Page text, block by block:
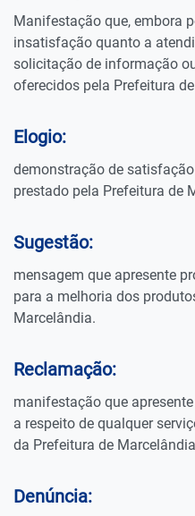
Manifestação que, embora
insatisfação quanto a
solicitação de informação
oferecidos pela Prefeitura
Elogio:
demonstração de
prestado pela Prefeitura de
Sugestão:
mensagem que apresente
para a melhoria dos
Marcelândia.
Reclamação:
manifestação que
a respeito de qualquer
da Prefeitura de
Denúncia: